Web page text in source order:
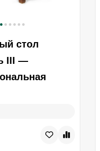
стол
III —